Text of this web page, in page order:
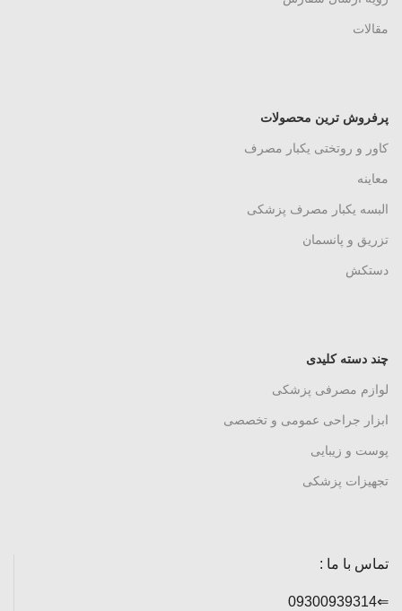
مقالات
پرفروش ترین محصولات
کاور و روتختی یکبار مصرف
معاینه
البسه یکبار مصرف پزشکی
تزریق و پانسمان
دستکش
چند دسته کلیدی
لوازم مصرفی پزشکی
ابزار جراحی عمومی و تخصصی
پوست و زیبایی
تجهیزات پزشکی
تماس با ما :
⇐09300939314